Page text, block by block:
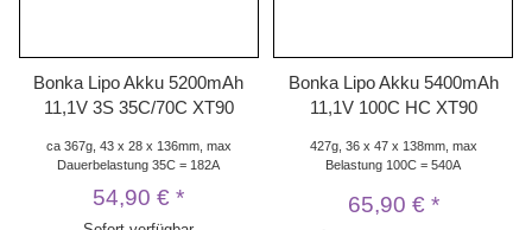
Bonka Lipo Akku 5200mAh
11,1V 3S 35C/70C XT90
ca 367g, 43 x 28 x 136mm, max
Dauerbelastung 35C = 182A
54,90 €*
Bonka Lipo Akku 5400mAh
11,1V 100C HC XT90
427g, 36 x 47 x 138mm, max
Belastung 100C = 540A
65,90 € *